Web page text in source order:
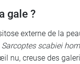
gale ?
externe de la
Sarcoptesscabiei
nu, creuse des